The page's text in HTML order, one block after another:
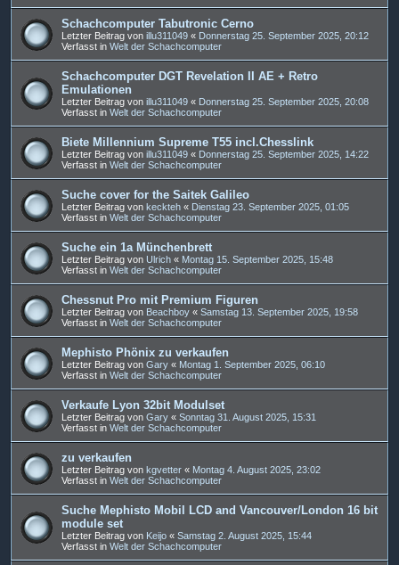
Schachcomputer Tabutronic Cerno
Letzter Beitrag von illu311049 « Donnerstag 25. September 2025, 20:12
Verfasst in Welt der Schachcomputer
Schachcomputer DGT Revelation II AE + Retro
Emulationen
Letzter Beitrag von illu311049 « Donnerstag 25. September 2025, 20:08
Verfasst in Welt der Schachcomputer
Biete Millennium Supreme T55 incl.Chesslink
Letzter Beitrag von illu311049 « Donnerstag 25. September 2025, 14:22
Verfasst in Welt der Schachcomputer
Suche cover for the Saitek Galileo
Letzter Beitrag von keckteh « Dienstag 23. September 2025, 01:05
Verfasst in Welt der Schachcomputer
Suche ein 1a Münchenbrett
Letzter Beitrag von Ulrich « Montag 15. September 2025, 15:48
Verfasst in Welt der Schachcomputer
Chessnut Pro mit Premium Figuren
Letzter Beitrag von Beachboy « Samstag 13. September 2025, 19:58
Verfasst in Welt der Schachcomputer
Mephisto Phönix zu verkaufen
Letzter Beitrag von Gary « Montag 1. September 2025, 06:10
Verfasst in Welt der Schachcomputer
Verkaufe Lyon 32bit Modulset
Letzter Beitrag von Gary « Sonntag 31. August 2025, 15:31
Verfasst in Welt der Schachcomputer
zu verkaufen
Letzter Beitrag von kgvetter « Montag 4. August 2025, 23:02
Verfasst in Welt der Schachcomputer
Suche Mephisto Mobil LCD and Vancouver/London 16 bit
module set
Letzter Beitrag von Keijo « Samstag 2. August 2025, 15:44
Verfasst in Welt der Schachcomputer